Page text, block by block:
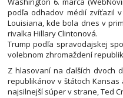
podľa odhadov médií zvíťazil
Louisiana, kde bola dnes v
rivalka Hillary Clintonová.
Trump podľa spravodajskej
volebnom zhromaždení
Z hlasovaní na ďalších dvoch
republikánov v štátoch
najsilnejší súper v strane, Ted